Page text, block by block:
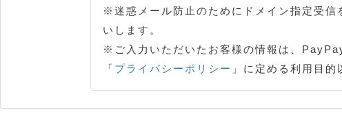
※迷惑メール防止のためにドメイン指定受
いします。
※ご入力いただいたお客様の情報は、
「 プライバシーポリシー 」に定める利用目